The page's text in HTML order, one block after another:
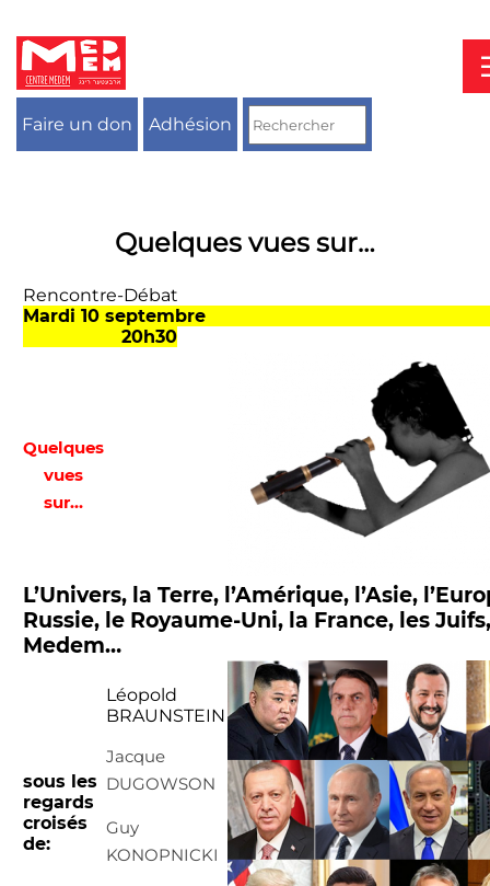
contenu
Faire un don Adhésion
Quelques vues sur…
Rencontre-Débat
Mardi 10
20h30
Quelques
vues
sur…
L’Univers, la Terre, l’Amérique, l’Asie,
Russie, le Royaume-Uni, la France, les Juifs,
Medem…
sous les
regards
croisés
de:
Léopold
BRAUNSTEIN
Jacque
DUGOWSON
Guy
KONOPNICKI